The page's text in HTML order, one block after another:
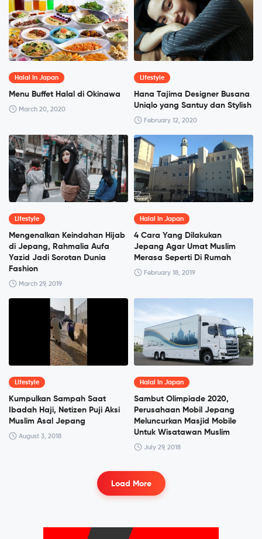
Halal In Japan
Menu Buffet Halal di Okinawa
March 20, 2020
Lifestyle
Hana Tajima Designer Busana
Uniqlo yang Santuy dan Stylish
February 12, 2020
Lifestyle
Mengenalkan Keindahan Hijab
di Jepang, Rahmalia Aufa
Yazid Jadi Sorotan Dunia
Fashion
March 29, 2019
Halal In Japan
4 Cara Yang Dilakukan
Jepang Agar Umat Muslim
Merasa Seperti Di Rumah
February 18, 2019
Lifestyle
Kumpulkan Sampah Saat
Ibadah Haji, Netizen Puji Aksi
Muslim Asal Jepang
August 3, 2018
Halal In Japan
Sambut Olimpiade 2020,
Perusahaan Mobil Jepang
Meluncurkan Masjid Mobile
Untuk Wisatawan Muslim
July 29, 2018
Load More